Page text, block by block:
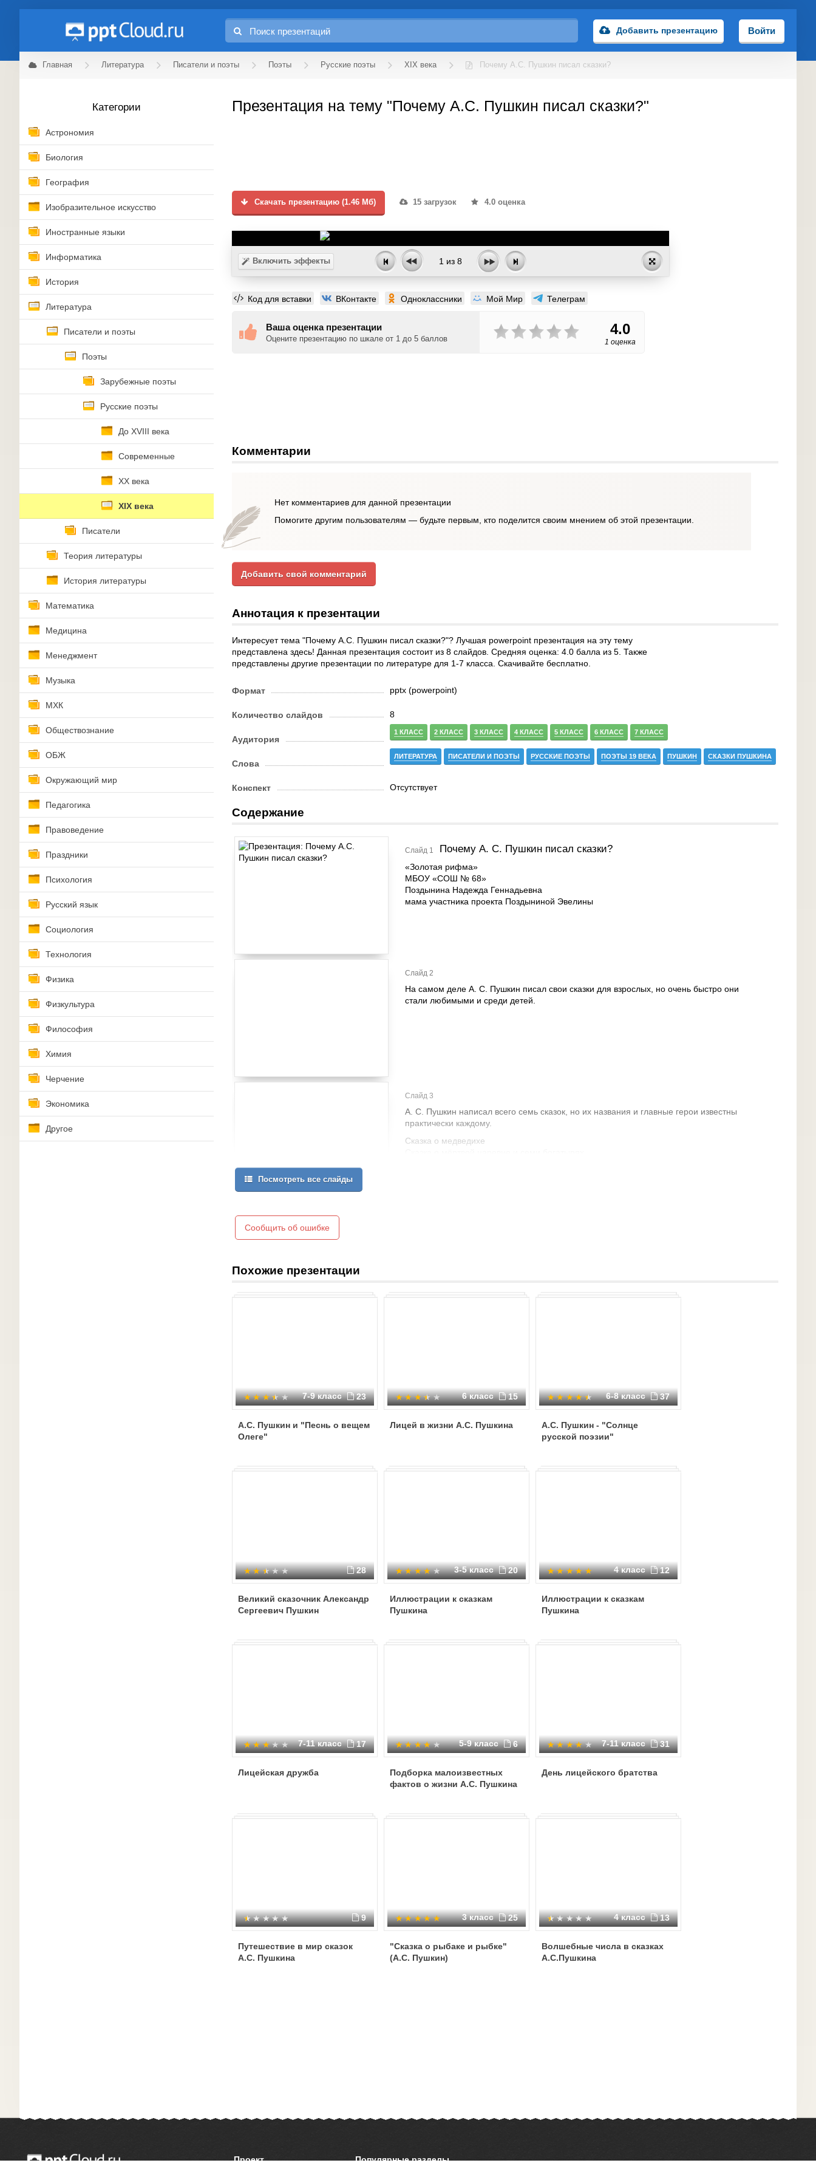
Добавить презентацию Войти
Главная Литература Писатели и поэты Поэты Русские поэты XIX века Почему А.С. Пушкин писал сказки?
Категории
Астрономия
Биология
География
Изобразительное искусство
Иностранные языки
Информатика
История
Литература
Писатели и поэты
Поэты
Зарубежные поэты
Русские поэты
До XVIII века
Современные
XX века
XIX века
Писатели
Теория литературы
История литературы
Математика
Медицина
Менеджмент
Музыка
МХК
Обществознание
ОБЖ
Окружающий мир
Педагогика
Правоведение
Праздники
Психология
Русский язык
Социология
Технология
Физика
Физкультура
Философия
Химия
Черчение
Экономика
Другое
Презентация на тему "Почему А.С. Пушкин писал сказки?"
Скачать презентацию (1.46 Мб) 15 загрузок 4.0 оценка
Включить эффекты 1 из 8
Код для вставки ВКонтакте Одноклассники Мой Мир Телеграм
Ваша оценка презентации
Оцените презентацию по шкале от 1 до 5 баллов
4.0
1 оценка
Комментарии
Нет комментариев для данной презентации
Помогите другим пользователям — будьте первым, кто поделится своим мнением об этой презентации.
Добавить свой комментарий
Аннотация к презентации
Интересует тема "Почему А.С. Пушкин писал сказки?"? Лучшая powerpoint презентация на эту тему
представлена здесь! Данная презентация состоит из 8 слайдов. Средняя оценка: 4.0 балла из 5. Также
представлены другие презентации по литературе для 1-7 класса. Скачивайте бесплатно.
Формат pptx (powerpoint)
Количество слайдов 8
Аудитория
1 КЛАСС 2 КЛАСС 3 КЛАСС 4 КЛАСС 5 КЛАСС 6 КЛАСС 7 КЛАСС
Слова
ЛИТЕРАТУРА ПИСАТЕЛИ И ПОЭТЫ РУССКИЕ ПОЭТЫ ПОЭТЫ 19 ВЕКА ПУШКИН СКАЗКИ ПУШКИНА
Конспект Отсутствует
Содержание
Слайд 1 Почему А. С. Пушкин писал сказки?
«Золотая рифма»
МБОУ «СОШ № 68»
Поздынина Надежда Геннадьевна
мама участника проекта Поздыниной Эвелины
Слайд 2
На самом деле А. С. Пушкин писал свои сказки для взрослых, но очень быстро они
стали любимыми и среди детей.
Слайд 3
А. С. Пушкин написал всего семь сказок, но их названия и главные герои известны
практически каждому.
Сказка о медведихе
Посмотреть все слайды
Сообщить об ошибке
Похожие презентации
7-9 класс 23
А.С. Пушкин и "Песнь о вещем
Олеге"
6 класс 15
Лицей в жизни А.С. Пушкина
6-8 класс 37
А.С. Пушкин - "Cолнце
русской поэзии"
28
Великий сказочник Александр
Сергеевич Пушкин
3-5 класс 20
Иллюстрации к сказкам
Пушкина
4 класс 12
Иллюстрации к сказкам
Пушкина
7-11 класс 17
Лицейская дружба
5-9 класс 6
Подборка малоизвестных
фактов о жизни А.С. Пушкина
7-11 класс 31
День лицейского братства
9
Путешествие в мир сказок
А.С. Пушкина
3 класс 25
"Сказка о рыбаке и рыбке"
(А.С. Пушкин)
4 класс 13
Волшебные числа в сказках
А.С.Пушкина
Проект
Популярные разделы